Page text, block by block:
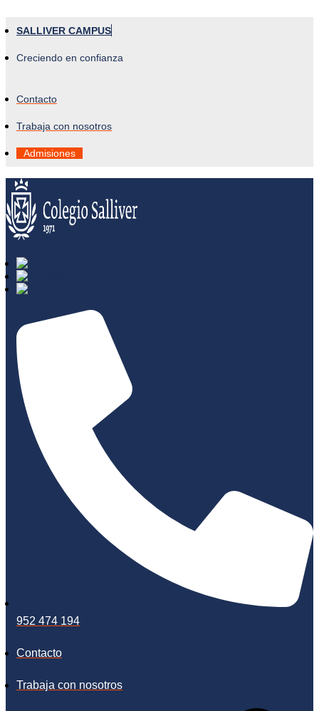
SALLIVER CAMPUS
Creciendo en confianza
Contacto
Trabaja con nosotros
Admisiones
952 474 194
Contacto
Trabaja con nosotros